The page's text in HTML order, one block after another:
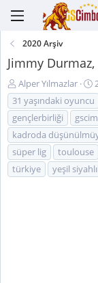
2020 Arşiv
Jimmy
K
o
n
u
y
u
B
a
Alper Yılmazlar
a
ş
l
a
g
ı
31 yaşındaki oyuncu
gençlerbirliği
kadroda
süper lig
toulouse
türkiye
yeşil